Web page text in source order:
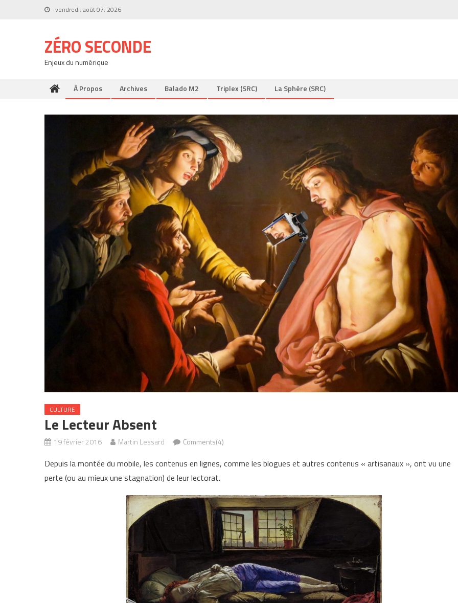
vendredi, août 07, 2026
ZÉRO SECONDE
Enjeux du numérique
À Propos Archives Balado M2 Triplex (SRC) La Sphère (SRC)
CULTURE
Le Lecteur Absent
19 février 2016 Martin Lessard Comments(4)
Depuis la montée du mobile, les contenus en lignes, comme les blogues et autres contenus « artisanaux », ont vu une
perte (ou au mieux une stagnation) de leur lectorat.